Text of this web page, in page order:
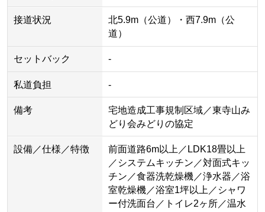
接道状況
北5.9m（公道）・西7.9m（公
道）
セットバック -
私道負担 -
備考
宅地造成工事規制区域／東寺山み
どり会みどりの協定
設備／仕様／特徴
前面道路6m以上／LDK18畳以上
／システムキッチン／対面式キッ
チン／食器洗乾燥機／浄水器／浴
室乾燥機／浴室1坪以上／シャワ
ー付洗面台／トイレ2ヶ所／温水